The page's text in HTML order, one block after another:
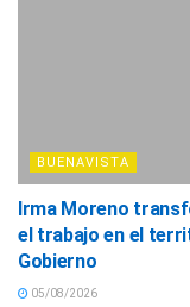
BUENAVISTA
Irma Moreno
el trabajo en el
Gobierno
05/08/2026